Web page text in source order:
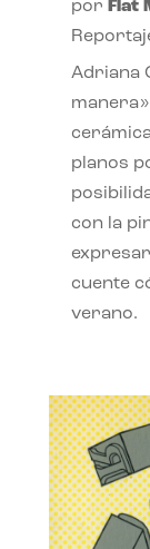
por Flat
Adriana
planos
con la
cuente
verano.